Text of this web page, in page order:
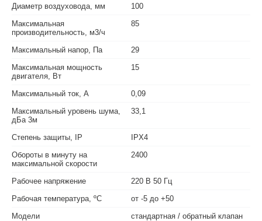
Диаметр воздуховода, мм
100
Максимальная
производительность, м3/ч
85
Максимальный напор, Па
29
Максимальная мощность
двигателя, Вт
15
Максимальный ток, А
0,09
Максимальный уровень шума,
дБа 3м
33,1
Степень защиты, IP
IPX4
Обороты в минуту на
максимальной скорости
2400
Рабочее напряжение
220 В 50 Гц
Рабочая температура, ºС
от -5 до +50
Модели
стандартная / обратный клапан